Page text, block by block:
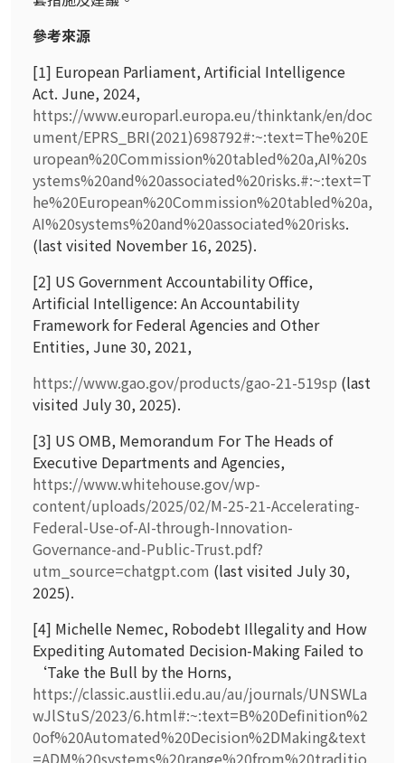
參考來源
[1] European Parliament, Artificial Intelligence
Act. June, 2024,
https://www.europarl.europa.eu/thinktank/en/doc
ument/EPRS_BRI(2021)698792#:~:text=The%20E
uropean%20Commission%20tabled%20a,AI%20s
ystems%20and%20associated%20risks.#:~:text=T
he%20European%20Commission%20tabled%20a,
AI%20systems%20and%20associated%20risks.
(last visited November 16, 2025).
[2] US Government Accountability Office,
Artificial Intelligence: An Accountability
Framework for Federal Agencies and Other
Entities, June 30, 2021,
https://www.gao.gov/products/gao-21-519sp (last
visited July 30, 2025).
[3] US OMB, Memorandum For The Heads of
Executive Departments and Agencies,
https://www.whitehouse.gov/wp-
content/uploads/2025/02/M-25-21-Accelerating-
Federal-Use-of-AI-through-Innovation-
Governance-and-Public-Trust.pdf?
utm_source=chatgpt.com (last visited July 30,
2025).
[4] Michelle Nemec, Robodebt Illegality and How
Expediting Automated Decision-Making Failed to
‘Take the Bull by the Horns,
https://classic.austlii.edu.au/au/journals/UNSWLa
wJlStuS/2023/6.html#:~:text=B%20Definition%2
0of%20Automated%20Decision%2DMaking&text
=ADM%20systems%20range%20from%20traditio